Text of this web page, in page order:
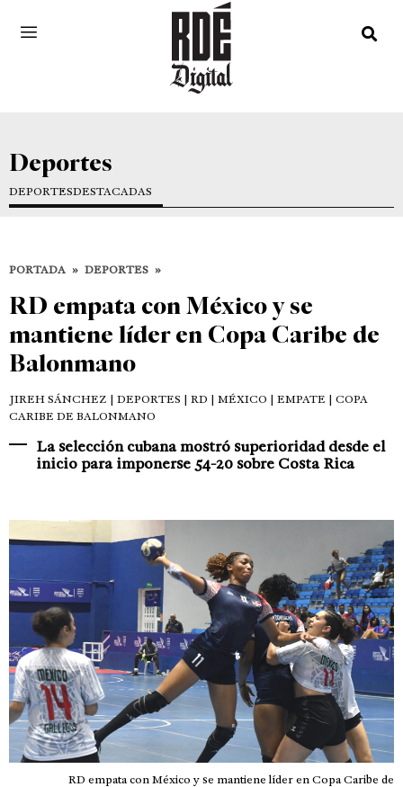
Deportes
DEPORTESDESTACADAS
PORTADA » DEPORTES »
RD empata con México y se
mantiene líder en Copa Caribe de
Balonmano
JIREH SÁNCHEZ | DEPORTES | RD | MÉXICO | EMPATE | COPA
CARIBE DE BALONMANO
La selección cubana mostró superioridad desde el
inicio para imponerse 54-20 sobre Costa Rica
RD empata con México y se mantiene líder en Copa Caribe de